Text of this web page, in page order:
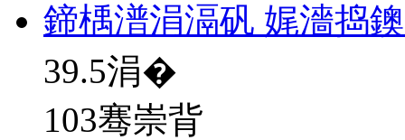
鍗楀潽涓滆矾 娓濇捣
39.5涓�
103骞崇背